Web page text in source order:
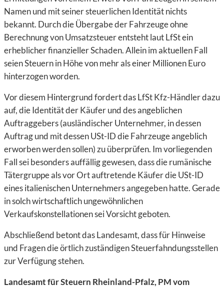
Namen und mit seiner steuerlichen Identität nichts
bekannt. Durch die Übergabe der Fahrzeuge ohne
Berechnung von Umsatzsteuer entsteht laut LfSt ein
erheblicher finanzieller Schaden. Allein im aktuellen Fall
seien Steuern in Höhe von mehr als einer Millionen Euro
hinterzogen worden.
Vor diesem Hintergrund fordert das LfSt Kfz-Händler dazu
auf, die Identität der Käufer und des angeblichen
Auftraggebers (ausländischer Unternehmer, in dessen
Auftrag und mit dessen USt-ID die Fahrzeuge angeblich
erworben werden sollen) zu überprüfen. Im vorliegenden
Fall sei besonders auffällig gewesen, dass die rumänische
Tätergruppe als vor Ort auftretende Käufer die USt-ID
eines italienischen Unternehmers angegeben hatte. Gerade
in solch wirtschaftlich ungewöhnlichen
Verkaufskonstellationen sei Vorsicht geboten.
Abschließend betont das Landesamt, dass für Hinweise
und Fragen die örtlich zuständigen Steuerfahndungsstellen
zur Verfügung stehen.
Landesamt für Steuern Rheinland-Pfalz, PM vom